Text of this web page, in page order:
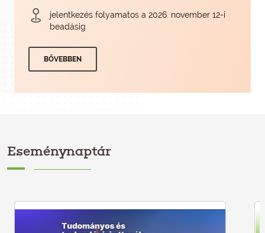
jelentkezés folyamatos a 2026. november 12-i
beadásig
BŐVEBBEN
Eseménynaptár